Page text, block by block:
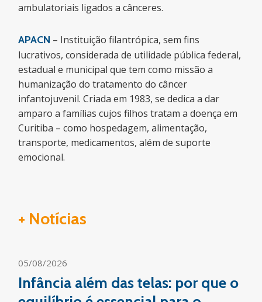
ambulatoriais ligados a cânceres.
APACN – Instituição filantrópica, sem fins
lucrativos, considerada de utilidade pública federal,
estadual e municipal que tem como missão a
humanização do tratamento do câncer
infantojuvenil. Criada em 1983, se dedica a dar
amparo a famílias cujos filhos tratam a doença em
Curitiba – como hospedagem, alimentação,
transporte, medicamentos, além de suporte
emocional.
+ Notícias
05/08/2026
Infância além das telas: por que o